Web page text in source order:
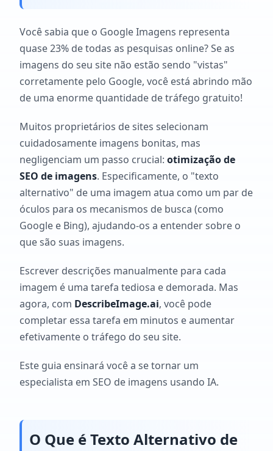
Você sabia que o Google Imagens representa
quase 23% de todas as pesquisas online? Se as
imagens do seu site não estão sendo "vistas"
corretamente pelo Google, você está abrindo mão
de uma enorme quantidade de tráfego gratuito!
Muitos proprietários de sites selecionam
cuidadosamente imagens bonitas, mas
negligenciam um passo crucial: otimização de
SEO de imagens. Especificamente, o "texto
alternativo" de uma imagem atua como um par de
óculos para os mecanismos de busca (como
Google e Bing), ajudando-os a entender sobre o
que são suas imagens.
Escrever descrições manualmente para cada
imagem é uma tarefa tediosa e demorada. Mas
agora, com DescribeImage.ai, você pode
completar essa tarefa em minutos e aumentar
efetivamente o tráfego do seu site.
Este guia ensinará você a se tornar um
especialista em SEO de imagens usando IA.
O Que é Texto Alternativo de